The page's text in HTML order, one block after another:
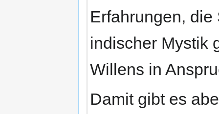
Erfahrungen,
indischer Mystik
Willens in
Damit gibt es